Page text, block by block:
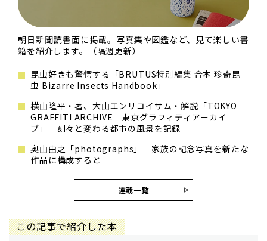
朝日新聞読書面に掲載。写真集や図鑑など、見て楽しい書
籍を紹介します。（隔週更新）
昆虫好きも驚愕する「BRUTUS特別編集 合本 珍奇昆
虫 Bizarre Insects Handbook」
横山隆平・著、大山エンリコイサム・解説「TOKYO
GRAFFITI ARCHIVE 東京グラフィティアーカイ
ブ」 刻々と変わる都市の風景を記録
奥山由之「photographs」 家族の記念写真を新たな
作品に構成すると
連載一覧
この記事で紹介した本